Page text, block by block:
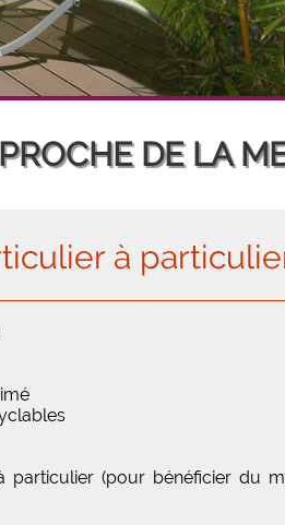
DE LA
à
(pour bénéficier du